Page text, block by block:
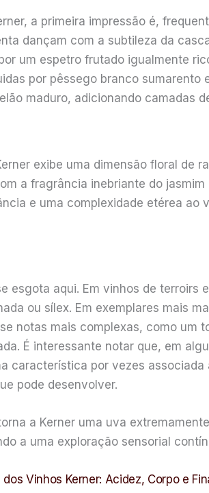
a primeira impressão é,
dançam com a subtileza da
um espetro frutado igualmente
por pêssego branco
maduro, adicionando camadas
exibe uma dimensão floral de
a fragrância inebriante do
e uma complexidade etérea
esgota aqui. Em vinhos de
ou sílex. Em exemplares mais
notas mais complexas, como
É interessante notar que, em
característica por vezes
pode desenvolver.
a Kerner uma uva
a uma exploração sensorial
Vinhos Kerner: Acidez, Corpo e